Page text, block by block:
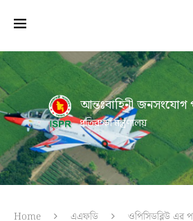
আন্তঃবাহিনী জনসংযোগ
প্রতিরক্ষা মন্ত্রণালয়
Home এএফডি
ওপিসিডব্লিউ এর